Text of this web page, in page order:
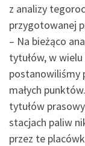
z analizy
przygotowanej
– Na bieżąco
tytułów, w
postanowiliśmy
małych
tytułów
stacjach paliw
przez te